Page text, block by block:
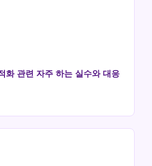
화 관련 자주 하는 실수와 대응